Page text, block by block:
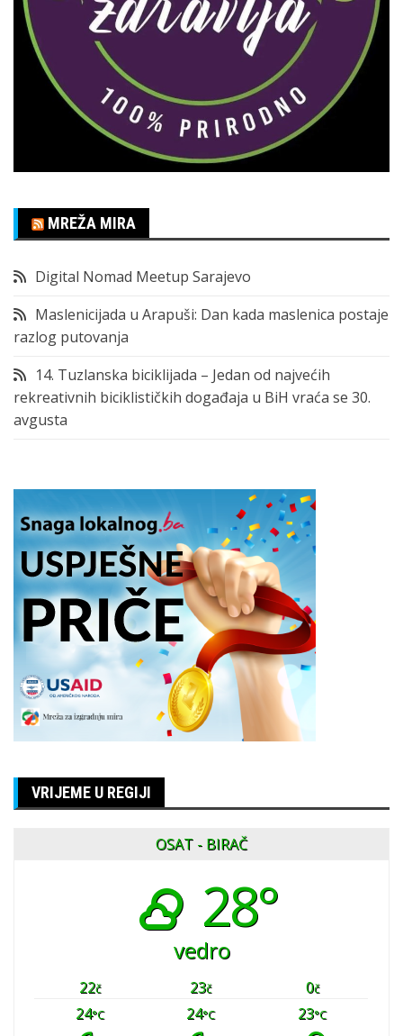
MREŽA MIRA
Digital Nomad Meetup Sarajevo
Maslenicijada u Arapuši: Dan kada maslenica postaje
razlog putovanja
14. Tuzlanska biciklijada – Jedan od najvećih
rekreativnih biciklističkih događaja u BiH vraća se 30.
avgusta
VRIJEME U REGIJI
OSAT - BIRAČ
28°
vedro
22č 23č 0č
24°C 24°C 23°C